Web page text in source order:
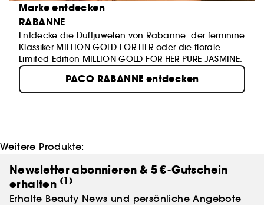
Marke entdecken
RABANNE
Entdecke die Duftjuwelen von Rabanne: der feminine
Klassiker MILLION GOLD FOR HER oder die florale
Limited Edition MILLION GOLD FOR HER PURE JASMINE.
PACO RABANNE entdecken
Weitere Produkte:
Newsletter abonnieren & 5 €-Gutschein
erhalten (1)
Erhalte Beauty News und persönliche Angebote